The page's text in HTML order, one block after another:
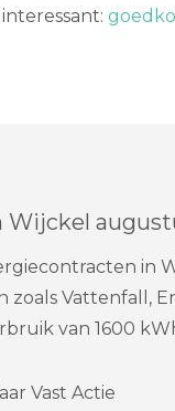
in
Vattenfall,
van 1600
Vast Actie